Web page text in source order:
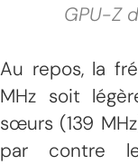
GPU-Z
Au repos, la
MHz soit
sœurs (139
par contre